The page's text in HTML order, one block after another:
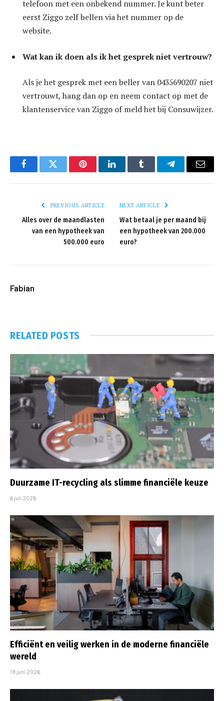
telefoon met een onbekend nummer. Je kunt beter
eerst Ziggo zelf bellen via het nummer op de
website.
Wat kan ik doen als ik het gesprek niet vertrouw?
Als je het gesprek met een beller van 0435690207 niet
vertrouwt, hang dan op en neem contact op met de
klantenservice van Ziggo of meld het bij Consuwijzer.
FacebookTwitter PinterestLinkedInTumblr TelegramEmail
PREVIOUS ARTICLE
Alles over de maandlasten
van een hypotheek van
500.000 euro
NEXT ARTICLE
Wat betaal je per maand bij
een hypotheek van 200.000
euro?
Fabian
RELATED POSTS
Duurzame IT-recycling als slimme financiële keuze
6 juli 2026
Efficiënt en veilig werken in de moderne financiële
wereld
19 juni 2026